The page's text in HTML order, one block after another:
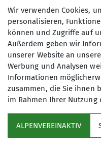
Ausfahrten zu
Unser
wöchentliche
Ausfahrten,
mehrtägige
Region als
Touren
Guides oder
Wir bieten ein
05.09.2026
Maximale
12
Sektion
Wir verwenden Cookies,
personalisieren,
können und Zugriffe auf
Außerdem geben wir
unserer Website an
Werbung und Analysen
Informationen
zusammen, die Sie ihnen
im Rahmen Ihrer Nutzung
ALPENVEREINAKTIV